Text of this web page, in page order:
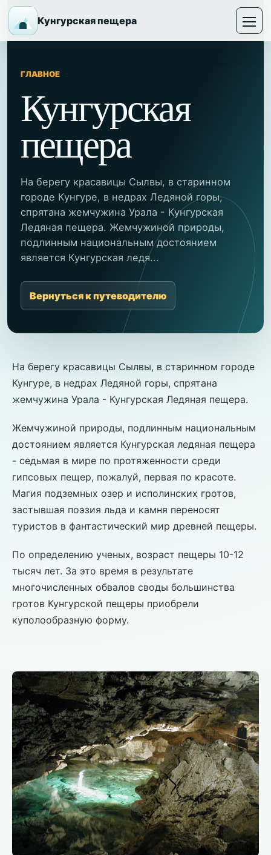
Кунгурская пещера
ГЛАВНОЕ
Кунгурская
пещера
На берегу красавицы Сылвы, в старинном
городе Кунгуре, в недрах Ледяной горы,
спрятана жемчужина Урала - Кунгурская
Ледяная пещера. Жемчужиной природы,
подлинным национальным достоянием
является Кунгурская ледя...
Вернуться к путеводителю
На берегу красавицы Сылвы, в старинном городе
Кунгуре, в недрах Ледяной горы, спрятана
жемчужина Урала - Кунгурская Ледяная пещера.
Жемчужиной природы, подлинным национальным
достоянием является Кунгурская ледяная пещера
- седьмая в мире по протяженности среди
гипсовых пещер, пожалуй, первая по красоте.
Магия подземных озер и исполинских гротов,
застывшая поэзия льда и камня переносят
туристов в фантастический мир древней пещеры.
По определению ученых, возраст пещеры 10-12
тысяч лет. За это время в результате
многочисленных обвалов своды большинства
гротов Кунгурской пещеры приобрели
куполообразную форму.